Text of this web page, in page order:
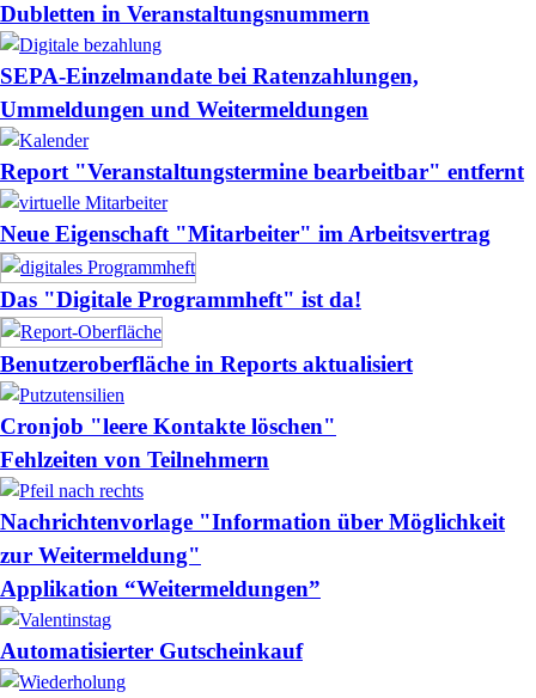
Dubletten in Veranstaltungsnummern
SEPA-Einzelmandate bei Ratenzahlungen,
Ummeldungen und Weitermeldungen
Report "Veranstaltungstermine bearbeitbar" entfernt
Neue Eigenschaft "Mitarbeiter" im Arbeitsvertrag
Das "Digitale Programmheft" ist da!
Benutzeroberfläche in Reports aktualisiert
Cronjob "leere Kontakte löschen"
Fehlzeiten von Teilnehmern
Nachrichtenvorlage "Information über Möglichkeit
zur Weitermeldung"
Applikation “Weitermeldungen”
Automatisierter Gutscheinkauf